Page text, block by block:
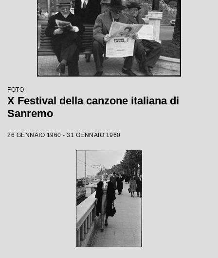
FOTO
X Festival della canzone italiana di
Sanremo
26 GENNAIO 1960 - 31 GENNAIO 1960